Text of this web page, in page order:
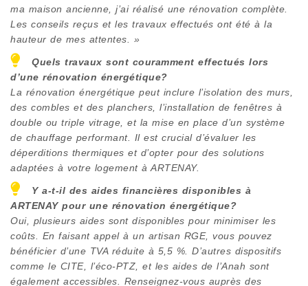
ma maison ancienne, j’ai réalisé une rénovation complète.
Les conseils reçus et les travaux effectués ont été à la
hauteur de mes attentes. »
Quels travaux sont couramment effectués lors
d’une rénovation énergétique?
La rénovation énergétique peut inclure l’isolation des murs,
des combles et des planchers, l’installation de fenêtres à
double ou triple vitrage, et la mise en place d’un système
de chauffage performant. Il est crucial d’évaluer les
déperditions thermiques et d’opter pour des solutions
adaptées à votre logement à ARTENAY.
Y a-t-il des aides financières disponibles à
ARTENAYpour une rénovation énergétique?
Oui, plusieurs aides sont disponibles pour minimiser les
coûts. En faisant appel à un artisan RGE, vous pouvez
bénéficier d’une TVA réduite à 5,5 %. D’autres dispositifs
comme le CITE, l’éco-PTZ, et les aides de l’Anah sont
également accessibles. Renseignez-vous auprès des